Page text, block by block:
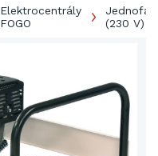
Elektrocentrály
FOGO
(230 V)